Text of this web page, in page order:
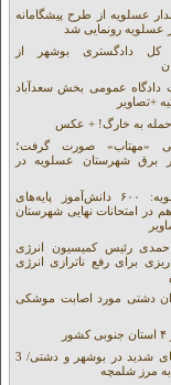
عسلویه از طرح پیشگامانه
عسلویه رونمایی شد
کل دادگستری بوشهر از
عمومی بخش سعدآباد
+تصاویر
حمله به خارگ! + عکس
«مهتاب» صورت گرفت؛
برق شهرستان عسلویه در
فرماندار عسلویه: ۶۰۰ دانش‌آموز پایه‌های
در امتحانات نهایی شهرستان
رئیس کمیسیون انرژی
برای رفع ناترازی انرژی
دشتی مورد اصابت موشکی
صدای انفجارهای شدید در بوشهر و دشتی/ 3
مرز شلمچه